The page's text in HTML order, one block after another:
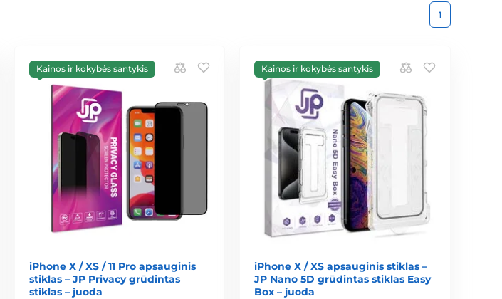
1
Kainos ir kokybės santykis
iPhone X / XS / 11 Pro apsauginis
stiklas – JP Privacy grūdintas
stiklas – juoda
Kainos ir kokybės santykis
iPhone X / XS apsauginis stiklas –
JP Nano 5D grūdintas stiklas Easy
Box – juoda